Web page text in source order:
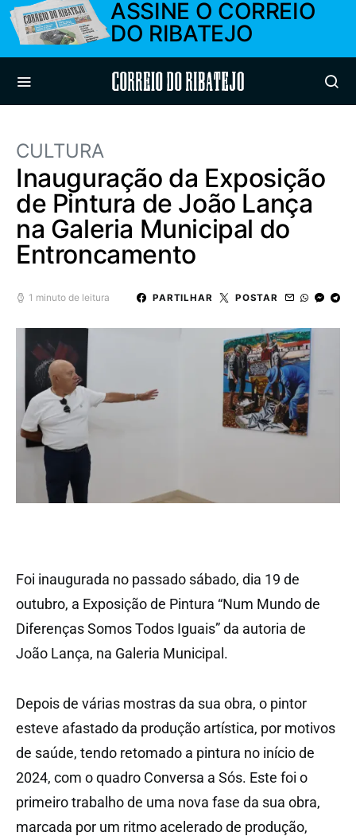
ASSINE O CORREIO
DO RIBATEJO
Correio do Ribatejo
CULTURA
Inauguração da Exposição
de Pintura de João Lança
na Galeria Municipal do
Entroncamento
1 minuto de leitura PARTILHAR POSTAR
Foi inaugurada no passado sábado, dia 19 de
outubro, a Exposição de Pintura “Num Mundo de
Diferenças Somos Todos Iguais” da autoria de
João Lança, na Galeria Municipal.
Depois de várias mostras da sua obra, o pintor
esteve afastado da produção artística, por motivos
de saúde, tendo retomado a pintura no início de
2024, com o quadro Conversa a Sós. Este foi o
primeiro trabalho de uma nova fase da sua obra,
marcada por um ritmo acelerado de produção,